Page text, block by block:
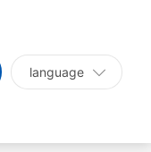
language